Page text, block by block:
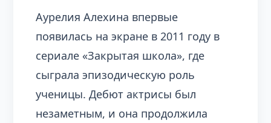
Аурелия Алехина впервые
появилась на экране в 2011 году в
сериале «Закрытая школа», где
сыграла эпизодическую роль
ученицы. Дебют актрисы был
незаметным, и она продолжила